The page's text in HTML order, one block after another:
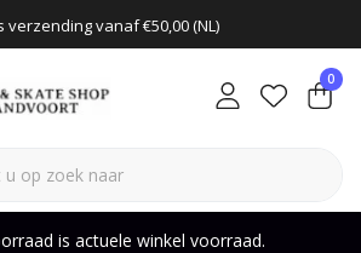
verzending vanaf €50,00 (NL)
0
is actuele winkel voorraad.